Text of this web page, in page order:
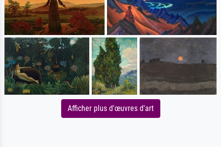
Afficher plus d'œuvres d'art